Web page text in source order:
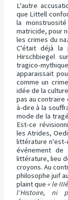
L'autre
que Littell
la
matricide, pour
les crimes du
C'était déjà la
Hirschbiegel
tragico-
apparaissait
comme un
idée de la
pas au
à-dire à la
mode de la
Est-ce
les Atrides,
littérature n'est-
événement
littérature, lieu
croyons. Au
philosophe juif
plaint que « le
l'Histoire, ni